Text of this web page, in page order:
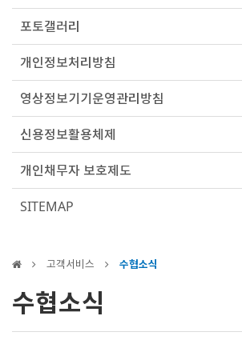
포토갤러리
개인정보처리방침
영상정보기기운영관리방침
신용정보활용체제
개인채무자 보호제도
SITEMAP
고객서비스 수협소식
수협소식